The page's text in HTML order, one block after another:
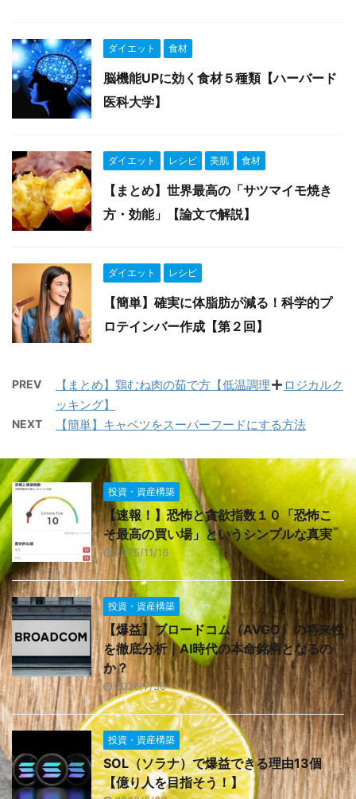
ダイエット 食材
脳機能UPに効く食材５種類【ハーバード
医科大学】
ダイエット レシピ 美肌 食材
【まとめ】世界最高の「サツマイモ焼き
方・効能」【論文で解説】
ダイエット レシピ
【簡単】確実に体脂肪が減る！科学的プ
ロテインバー作成【第２回】
PREV 【まとめ】鶏むね肉の茹で方【低温調理
ロジカルク
ッキング】
NEXT 【簡単】キャベツをスーパーフードにする方法
投資・資産構築
【速報！】恐怖と貪欲指数１０「恐怖こ
そ最高の買い場」というシンプルな真実
2025/11/16
投資・資産構築
【爆益】ブロードコム（AVGO）の将来性
を徹底分析｜AI時代の本命銘柄となるの
か？
2026/7/30
投資・資産構築
SOL（ソラナ）で爆益できる理由13個
【億り人を目指そう！】